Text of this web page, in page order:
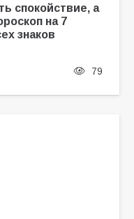
спокойствие, а
на 7
знаков
79